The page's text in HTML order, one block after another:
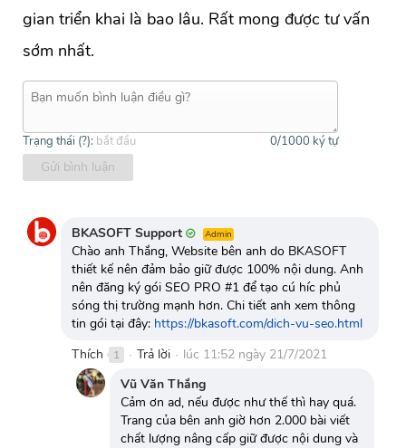
gian triển khai là bao lâu. Rất mong được tư vấn
sớm nhất.
Trạng thái (?): bắt đầu 0/1000 ký tự
Gửi bình luận
BKASOFT Support Admin
Chào anh Thắng, Website bên anh do BKASOFT
thiết kế nên đảm bảo giữ được 100% nội dung. Anh
nên đăng ký gói SEO PRO #1 để tạo cú híc phủ
sóng thị trường mạnh hơn. Chi tiết anh xem thông
tin gói tại đây: https://bkasoft.com/dich-vu-seo.html
Thích
1 ● Trả lời ●
lúc 11:52 ngày 21/7/2021
Vũ Văn Thắng
Cảm ơn ad, nếu được như thế thì hay quá.
Trang của bên anh giờ hơn 2.000 bài viết
chất lượng nâng cấp giữ được nội dung và